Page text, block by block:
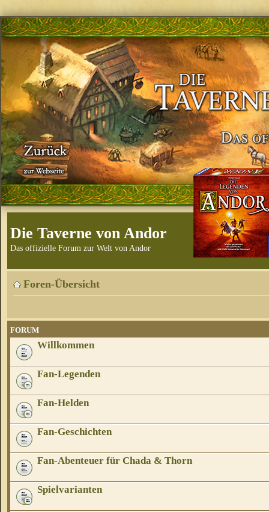
Die Taverne von Andor
Das offizielle Forum zur Welt von Andor
Foren-Übersicht
FORUM
Willkommen
Fan-Legenden
Fan-Helden
Fan-Geschichten
Fan-Abenteuer für Chada & Thorn
Spielvarianten